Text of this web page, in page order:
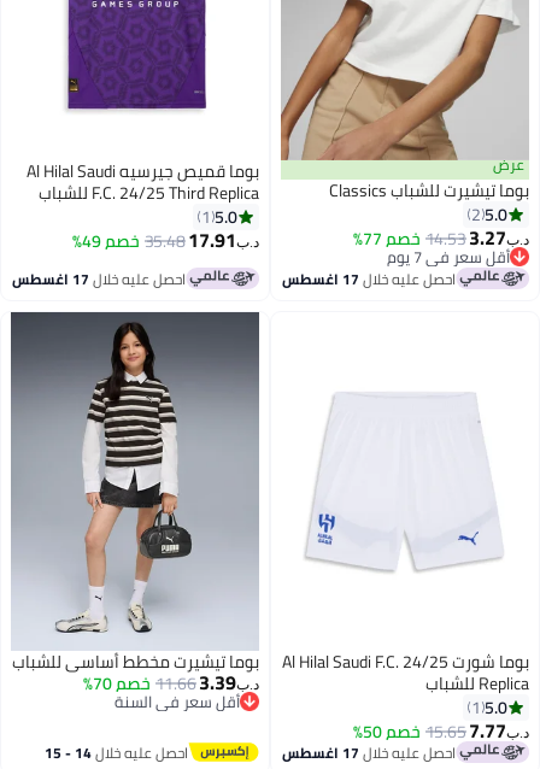
عرض
بوما تيشيرت للشباب Classics
5.0
2
د.ب‏3.27
14.53خصم 77% أقل سعر في 7 يوم
باقي 1 وحدات في المخزون
أقل سعر في 7 يوماحصل عليه خلال17 اغسطس
بوما قميص جيرسيه Al Hilal Saudi
F.C. 24/25 Third Replica للشباب
5.0
1
د.ب‏17.91
35.48خصم 49%
احصل عليه خلال17 اغسطس
بوما شورت Al Hilal Saudi F.C. 24/25
Replica للشباب
5.0
1
د.ب‏7.77
15.65خصم 50%
احصل عليه خلال17 اغسطس
2
بوما تيشيرت مخطط أساسي للشباب
د.ب‏3.39
11.66خصم 70%
أقل سعر في السنة
أقل سعر في السنة
احصل عليه خلال 14 - 15